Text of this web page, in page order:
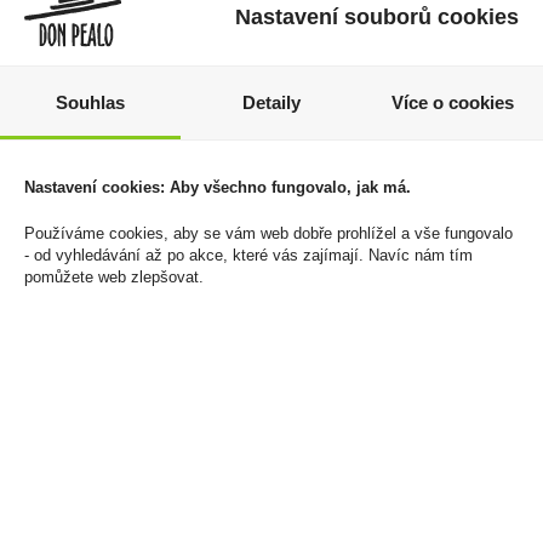
37,5% Legenda
159 Kč
Cena za:1 ks
Skladem:100 - 500 ks
JP.Chenet
125 Kč
Cena za:1 ks
Nastavení souborů cookies
Souhlas Detaily Více o cookies
Nastavení cookies: Aby všechno fungovalo, jak má.
Používáme cookies, aby se vám web dobře prohlížel a vše fungovalo
- od vyhledávání až po akce, které vás zajímají. Navíc nám tím
pomůžete web zlepšovat.